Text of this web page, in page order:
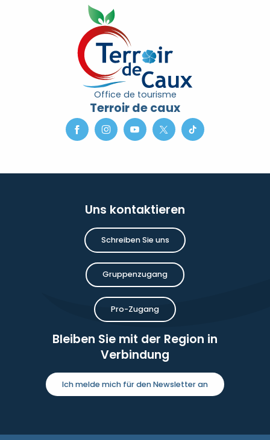
Concours de châteaux de sable
Soirée contée « Soir des Ombres » avec la
Exposition de peinture : Elisabeth Haloo Joye et
Exposition de peinture - Karine Duriez
[Exposition] Peinture comme photo, photo comme
Exposition : Bénédicte, Cédric & René Vardon
Stage de natation 2026
Exposition : au jardin potager
Marche douce et botanique
Concerts à l'Envers du Croco
Office de tourisme
Terroir de caux
Uns kontaktieren
Schreiben Sie uns
Gruppenzugang
Pro-Zugang
Bleiben Sie mit der Region in
Verbindung
Ich melde mich für den Newsletter an